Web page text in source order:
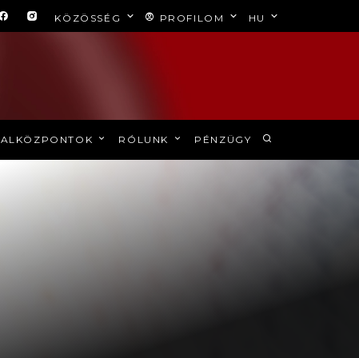
KÖZÖSSÉG PROFILOM HU
ALKÖZPONTOK RÓLUNK PÉNZÜGY